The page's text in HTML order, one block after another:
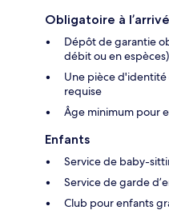
Obligatoire à
Dépôt de garantie
débit ou en
Une pièce
requise
Âge minimum pour
Enfants
Service de baby-
Service de garde
Club pour enfants